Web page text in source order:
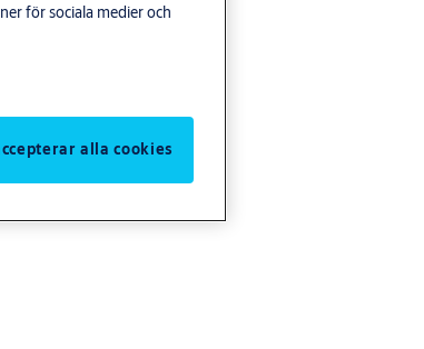
för sociala medier och
alla cookies